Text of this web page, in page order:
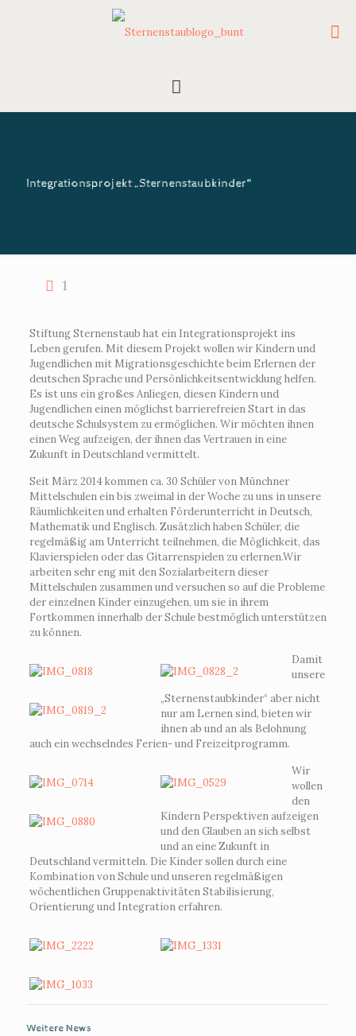
Integrationsprojekt „Sternenstaubkinder“
1
Stiftung Sternenstaub hat ein Integrationsprojekt ins
Leben gerufen. Mit diesem Projekt wollen wir Kindern und
Jugendlichen mit Migrationsgeschichte beim Erlernen der
deutschen Sprache und Persönlichkeitsentwicklung helfen.
Es ist uns ein großes Anliegen, diesen Kindern und
Jugendlichen einen möglichst barrierefreien Start in das
deutsche Schulsystem zu ermöglichen. Wir möchten ihnen
einen Weg aufzeigen, der ihnen das Vertrauen in eine
Zukunft in Deutschland vermittelt.
Seit März 2014 kommen ca. 30 Schüler von Münchner
Mittelschulen ein bis zweimal in der Woche zu uns in unsere
Räumlichkeiten und erhalten Förderunterricht in Deutsch,
Mathematik und Englisch. Zusätzlich haben Schüler, die
regelmäßig am Unterricht teilnehmen, die Möglichkeit, das
Klavierspielen oder das Gitarrenspielen zu erlernen.Wir
arbeiten sehr eng mit den Sozialarbeitern dieser
Mittelschulen zusammen und versuchen so auf die Probleme
der einzelnen Kinder einzugehen, um sie in ihrem
Fortkommen innerhalb der Schule bestmöglich unterstützen
zu können.
Damit
unsere
„Sternenstaubkinder“ aber nicht
nur am Lernen sind, bieten wir
ihnen ab und an als Belohnung
auch ein wechselndes Ferien- und Freizeitprogramm.
Wir
wollen
den
Kindern Perspektiven aufzeigen
und den Glauben an sich selbst
und an eine Zukunft in
Deutschland vermitteln. Die Kinder sollen durch eine
Kombination von Schule und unseren regelmäßigen
wöchentlichen Gruppenaktivitäten Stabilisierung,
Orientierung und Integration erfahren.
Weitere News